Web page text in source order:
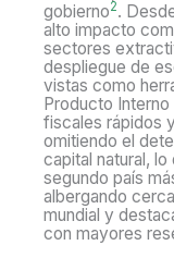
gobierno2.
alto impacto
sectores
despliegue de
vistas como
Producto
fiscales rápidos
omitiendo el
capital natural,
segundo país
albergando
mundial y
con mayores